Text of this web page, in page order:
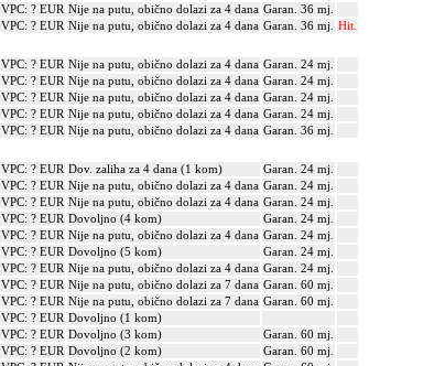
VPC: ? EUR Nije na putu, obično dolazi za 4 dana Garan. 36 mj.
VPC: ? EUR Nije na putu, obično dolazi za 4 dana Garan. 36 mj.
Hit.
VPC: ? EUR Nije na putu, obično dolazi za 4 dana Garan. 24 mj.
VPC: ? EUR Nije na putu, obično dolazi za 4 dana Garan. 24 mj.
VPC: ? EUR Nije na putu, obično dolazi za 4 dana Garan. 24 mj.
VPC: ? EUR Nije na putu, obično dolazi za 4 dana Garan. 24 mj.
VPC: ? EUR Nije na putu, obično dolazi za 4 dana Garan. 36 mj.
VPC: ? EUR Dov. zaliha za 4 dana (1 kom)
Garan. 24 mj.
VPC: ? EUR Nije na putu, obično dolazi za 4 dana Garan. 24 mj.
VPC: ? EUR Nije na putu, obično dolazi za 4 dana Garan. 24 mj.
VPC: ? EUR Dovoljno (4 kom)
Garan. 24 mj.
VPC: ? EUR Nije na putu, obično dolazi za 4 dana Garan. 24 mj.
VPC: ? EUR Dovoljno (5 kom)
Garan. 24 mj.
VPC: ? EUR Nije na putu, obično dolazi za 4 dana Garan. 24 mj.
VPC: ? EUR Nije na putu, obično dolazi za 7 dana Garan. 60 mj.
VPC: ? EUR Nije na putu, obično dolazi za 7 dana Garan. 60 mj.
VPC: ? EUR Dovoljno (1 kom)
VPC: ? EUR Dovoljno (3 kom)
Garan. 60 mj.
VPC: ? EUR Dovoljno (2 kom)
Garan. 60 mj.